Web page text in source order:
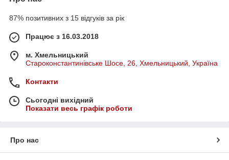
87% позитивних з 15 відгуків за рік
Працює з 16.03.2018
м. Хмельницький
Староконстантинівське Шосе, 26, Хмельницький, Україна
Контакти
Сьогодні вихідний
Показати весь графік роботи
Про нас